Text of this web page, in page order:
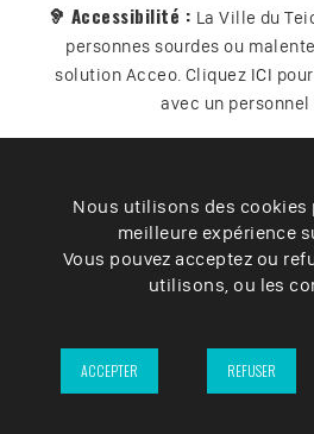
🦻 Accessibilité : La Ville du
personnes sourdes ou
solution Acceo. Cliquez ICI
avec un
Plan du site Contact Vos
– Ville du
Nous utilisons des cookies
meilleure expérience
Vous pouvez acceptez ou
utilisons, ou les
ACCEPTER REFUSER